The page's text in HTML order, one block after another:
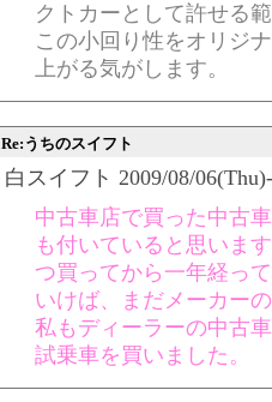
クトカーとして許せる
この小回り性をオリジ
上がる気がします。
Re:うちのスイフト
白スイフト 2009/08/
中古車店で買った中古
も付いていると思いま
つ買ってから一年経っ
いけば、まだメーカー
私もディーラーの中古
試乗車を買いました。